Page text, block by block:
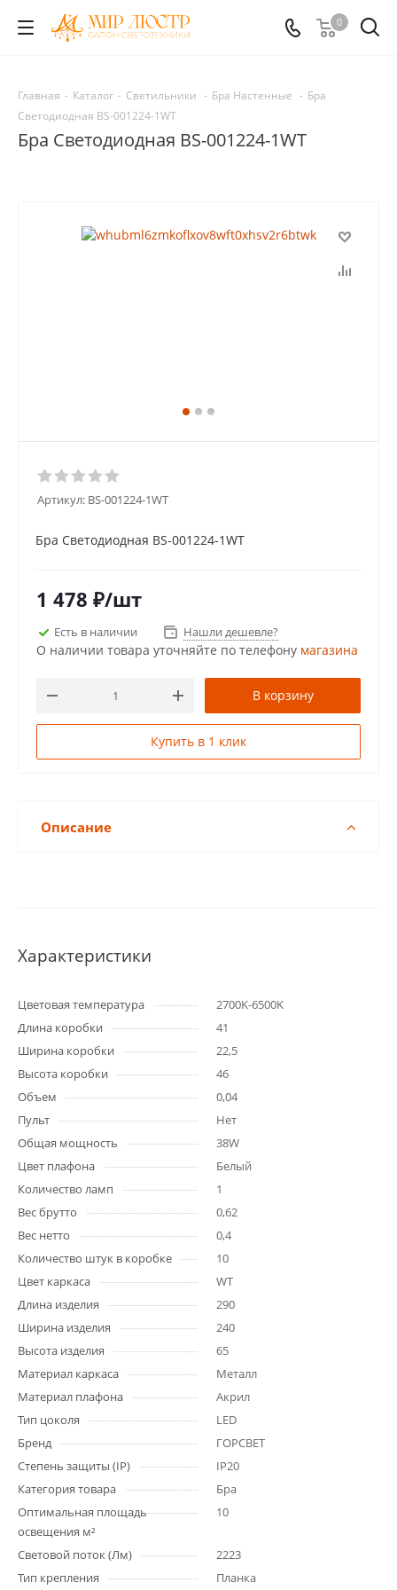
0
Главная - Каталог - Светильники - Бра Настенные - Бра
Светодиодная BS-001224-1WT
Бра Светодиодная BS-001224-1WT
Артикул: BS-001224-1WT
Бра Светодиодная BS-001224-1WT
1 478 ₽/шт
Есть в наличии Нашли дешевле?
О наличии товара уточняйте по телефону магазина
В корзину
Купить в 1 клик
Описание
Характеристики
Цветовая температура
2700K-6500K
Длина коробки
41
Ширина коробки
22,5
Высота коробки
46
Объем
0,04
Пульт
Нет
Общая мощность
38W
Цвет плафона
Белый
Количество ламп
1
Вес брутто
0,62
Вес нетто
0,4
Количество штук в коробке
10
Цвет каркаса
WT
Длина изделия
290
Ширина изделия
240
Высота изделия
65
Материал каркаса
Металл
Материал плафона
Акрил
Тип цоколя
LED
Бренд
ГОРСВЕТ
Степень защиты (IP)
IP20
Категория товара
Бра
Оптимальная площадь
освещения м²
10
Световой поток (Лм)
2223
Тип крепления
Планка